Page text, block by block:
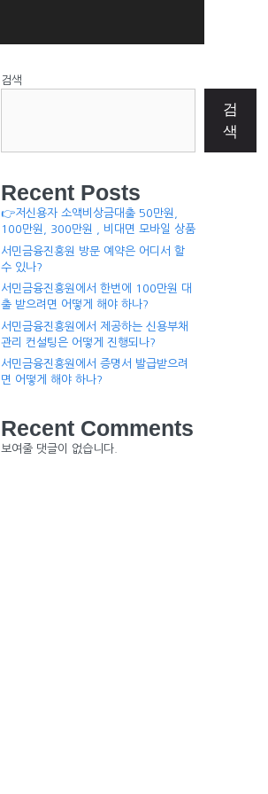
검색
검
색
Recent Posts
👉저신용자 소액비상금대출 50만원,
100만원, 300만원 , 비대면 모바일 상품
서민금융진흥원 방문 예약은 어디서 할
수 있나?
서민금융진흥원에서 한번에 100만원 대
출 받으려면 어떻게 해야 하나?
서민금융진흥원에서 제공하는 신용부채
관리 컨설팅은 어떻게 진행되나?
서민금융진흥원에서 증명서 발급받으려
면 어떻게 해야 하나?
Recent Comments
보여줄 댓글이 없습니다.